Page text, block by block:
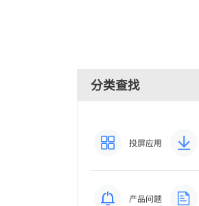
分类查找
投屏应用
产品问题